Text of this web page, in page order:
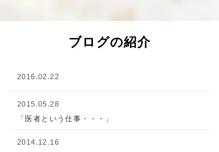
ブログの紹介
2016.02.22
2015.05.28
「医者という仕事・・・」
2014.12.16